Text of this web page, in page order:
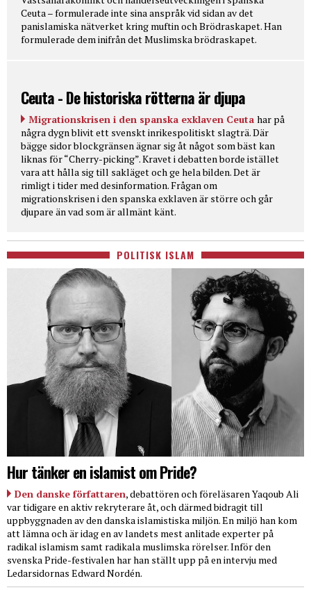
Ceuta – formulerade inte sina anspråk vid sidan av det
panislamiska nätverket kring muftin och Brödraskapet. Han
formulerade dem inifrån det Muslimska brödraskapet.
Ceuta - De historiska rötterna är djupa
Migrationskrisen i den spanska exklaven Ceuta har på
några dygn blivit ett svenskt inrikespolitiskt slagträ. Där
bägge sidor blockgränsen ägnar sig åt något som bäst kan
liknas för “Cherry-picking”. Kravet i debatten borde istället
vara att hålla sig till sakläget och ge hela bilden. Det är
rimligt i tider med desinformation. Frågan om
migrationskrisen i den spanska exklaven är större och går
djupare än vad som är allmänt känt.
POLITISK ISLAM
Hur tänker en islamist om Pride?
Den danske författaren, debattören och föreläsaren Yaqoub Ali
var tidigare en aktiv rekryterare åt, och därmed bidragit till
uppbyggnaden av den danska islamistiska miljön. En miljö han kom
att lämna och är idag en av landets mest anlitade experter på
radikal islamism samt radikala muslimska rörelser. Inför den
svenska Pride-festivalen har han ställt upp på en intervju med
Ledarsidornas Edward Nordén.